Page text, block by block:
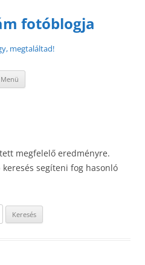
fotóblogja
megtaláltad!
Menü
megfelelő eredményre.
segíteni fog hasonló